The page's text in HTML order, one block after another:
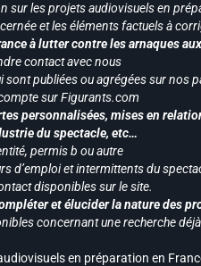
sur les projets audiovisuels en
et les éléments factuels à
à lutter contre les arnaques
contact avec nous
publiées ou agrégées sur nos
sur Figurants.com
personnalisées, mises en
du spectacle, etc…
permis b ou autre
d’emploi et intermittents du
disponibles sur le site.
et élucider la nature des
concernant une recherche
en préparation en